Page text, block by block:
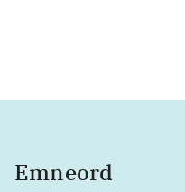
Emneord